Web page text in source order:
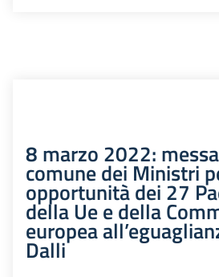
8 marzo 2022:
comune dei Ministri
opportunità dei 27
della Ue e della
europea
Dalli